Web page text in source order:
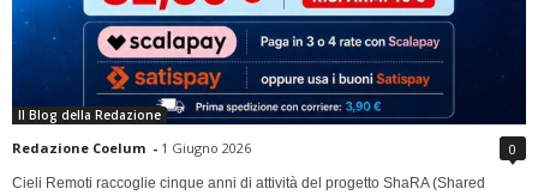
Il Blog della Redazione
Redazione Coelum - 1 Giugno 2026 0
Cieli Remoti raccoglie cinque anni di attività del progetto ShaRA (Shared